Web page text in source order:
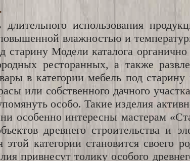
использования
влажностью и
Модели каталога
ресторанных, а также
в категории мебель под
или собственного дачного
особо. Такие изделия
особенно интересны мастерам
древнего строительства и
категории становится своего
привнесут толику особого